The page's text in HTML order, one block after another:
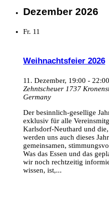
Dezember 2026
Fr. 11
Weihnachtsfeier 2026
11. Dezember, 19:00 - 22:00
Zehntscheuer 1737
Germany
Der besinnlich-gesellige
exklusiv für alle
Karlsdorf-Neuthard und
werden uns auch dieses
gemeinsamen,
Was das Essen und das
wir noch rechtzeitig
wissen, ist,...